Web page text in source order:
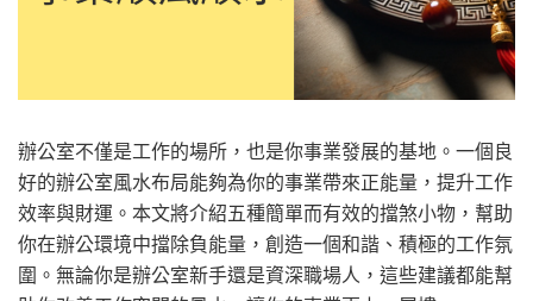
辦公室不僅是工作的場所，也是你事業發展的基地。一個良
好的辦公室風水布局能夠為你的事業帶來正能量，提升工作
效率與財運。本文將介紹五種簡單而有效的擋煞小物，幫助
你在辦公環境中擋除負能量，創造一個和諧、積極的工作氛
圍。無論你是辦公室新手還是資深職場人，這些建議都能幫